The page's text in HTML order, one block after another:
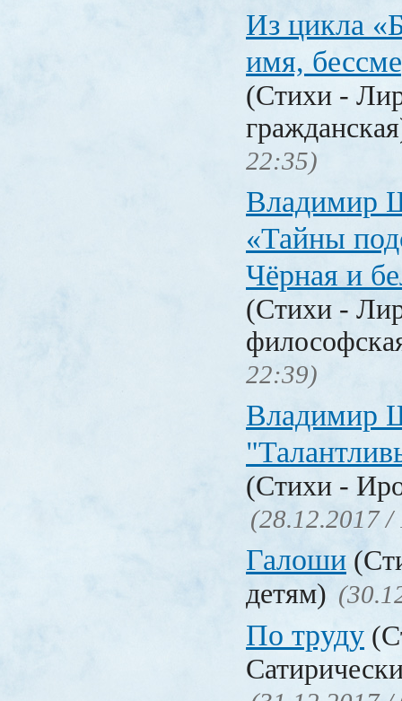
Из цикла
имя,
(Стихи -
22:35)
Владимир
«Тайны
Чёрная и
(Стихи -
22:39)
Владимир
(Стихи -
(28.12.2017 /
Галоши
детям)
По труду